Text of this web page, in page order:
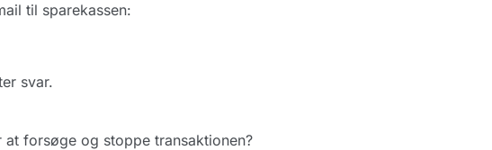
til sparekassen:
svar.
forsøge og stoppe transaktionen?